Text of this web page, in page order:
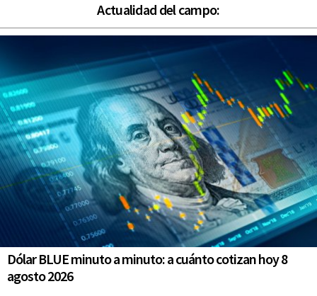
Actualidad del campo:
Dólar BLUE minuto a minuto: a cuánto cotizan hoy 8
agosto 2026